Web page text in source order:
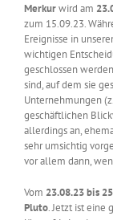
Merkurwird am
zum 15.09.23.
Ereignisse in
wichtigen
geschlossen
sind, auf dem sie
Unternehmungen
geschäftlichen
allerdings an,
sehr umsichtig
vor allem dann,
Vom 23.08.23 bis
Pluto. Jetzt ist eine